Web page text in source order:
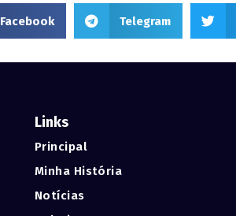
Facebook Telegram
Links
Principal
Minha História
Notícias